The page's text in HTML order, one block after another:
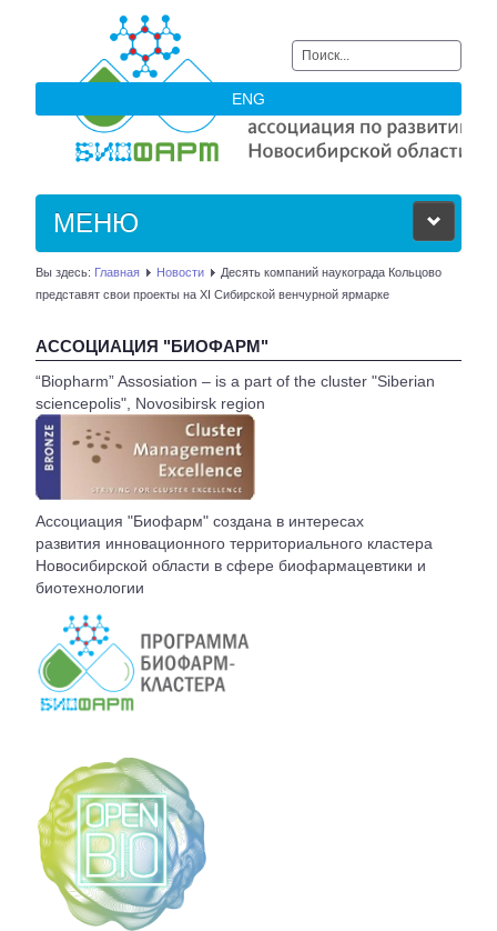
Искать...
ENG
МЕНЮ
ОБ АССОЦИАЦИИ
ЧЛЕНЫ АССОЦИАЦИИ
НОВОСТИ
АКТУАЛЬНОЕ
ВСТУПЛЕНИЕ
КОНТАКТЫ
БЮРО АССОЦИАЦИИ
Вы здесь: Главная Новости
Десять компаний наукограда Кольцово
представят свои проекты на XI Сибирской венчурной ярмарке
АССОЦИАЦИЯ "БИОФАРМ"
“Biopharm” Assosiation – is a part of the cluster "Siberian
sciencepolis", Novosibirsk region
Ассоциация "Биофарм" создана в интересах
развития инновационного территориального кластера
Новосибирской области в сфере биофармацевтики и
биотехнологии